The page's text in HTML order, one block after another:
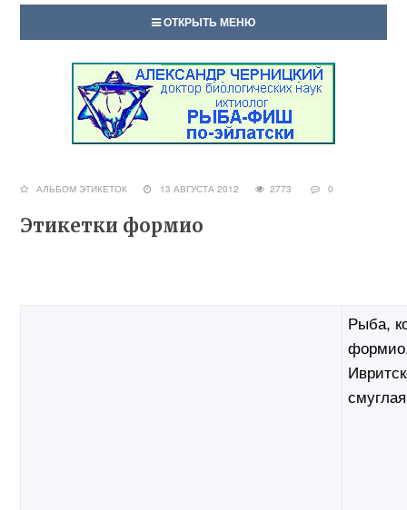
ОТКРЫТЬ МЕНЮ
АЛЬБОМ ЭТИКЕТОК 13 АВГУСТА 2012 2773 0
Этикетки формио
Рыба,